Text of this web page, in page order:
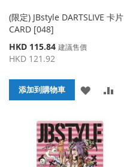
(限定) JBstyle DARTSLIVE 卡片
CARD [048]
特
殊
格
HKD 115.84 建議售價
HKD 121.92
添加到購物車
添
到
收